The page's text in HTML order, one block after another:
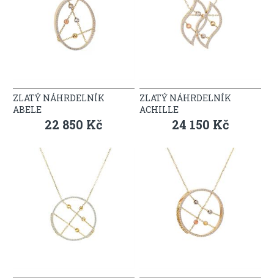
ZLATÝ NÁHRDELNÍK
ABELE
22 850 Kč
ZLATÝ NÁHRDELNÍK
ACHILLE
24 150 Kč